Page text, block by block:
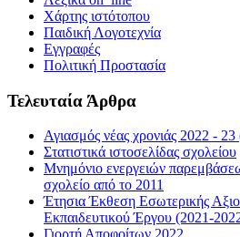
Χάρτης ιστότοπου
Παιδική Λογοτεχνία
Εγγραφές
Πολιτική Προστασία
Τελευταία Άρθρα
Αγιασμός νέας χρονιάς 2022 - 23
Στατιστικά ιστοσελίδας σχολείου
Μνημόνιο ενεργειών
σχολείο από το 2011
Έτησια Έκθεση Εσωτερικής
Εκπαιδευτικού Έργου (2021-